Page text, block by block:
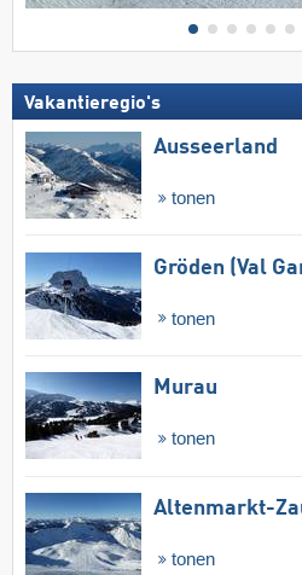
Vakantieregio's
Ausseerland
tonen
Gröden (Val
tonen
Murau
tonen
Altenmarkt-
tonen